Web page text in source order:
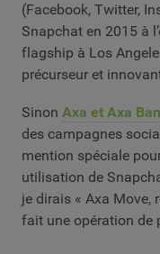
(Facebook, Twitter,
Snapchat en 2015 à
flagship à Los
précurseur et
Sinon Axa et Axa
des campagnes
mention spéciale
utilisation de
je dirais « Axa Move,
fait une opération de